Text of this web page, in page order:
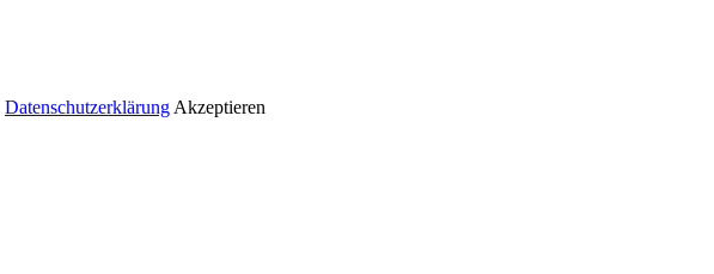
Datenschutzerklärung Akzeptieren